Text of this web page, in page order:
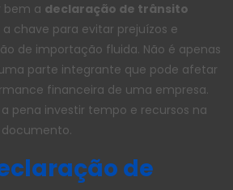
bem a declaração de trânsito
a chave para evitar prejuízos e
de importação fluida. Não é apenas
parte integrante que pode afetar
financeira de uma empresa.
pena investir tempo e recursos na
de